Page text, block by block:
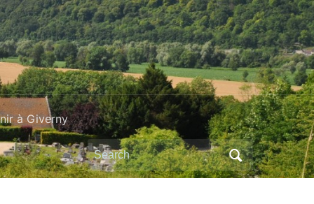
à Giverny
Search
for: